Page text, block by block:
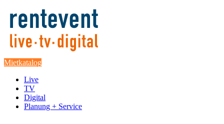
Mietkatalog
Live
TV
Digital
Planung + Service